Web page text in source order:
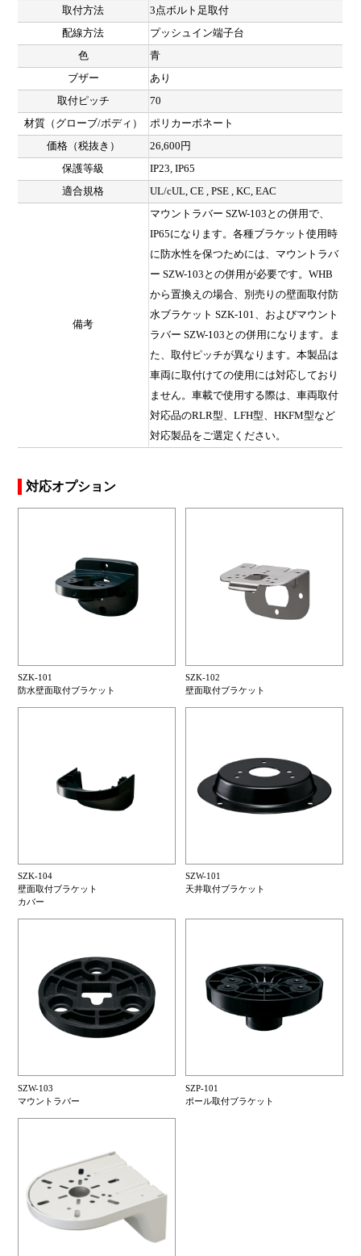
取付方法
3点ボルト足取付
配線方法
プッシュイン端子台
色
青
ブザー
あり
取付ピッチ
70
材質（グローブ/ボディ）
ポリカーボネート
価格（税抜き）
26,600円
保護等級
IP23, IP65
適合規格
UL/cUL, CE , PSE , KC, EAC
備考
マウントラバー SZW-103との併用で、
IP65になります。各種ブラケット使用時
に防水性を保つためには、マウントラバ
ー SZW-103との併用が必要です。WHB
から置換えの場合、別売りの壁面取付防
水ブラケット SZK-101、およびマウント
ラバー SZW-103との併用になります。ま
た、取付ピッチが異なります。本製品は
車両に取付けての使用には対応しており
ません。車載で使用する際は、車両取付
対応品のRLR型、LFH型、HKFM型など
対応製品をご選定ください。
対応オプション
SZK-101
防水壁面取付ブラケット
SZK-102
壁面取付ブラケット
SZK-104
壁面取付ブラケット
カバー
SZW-101
天井取付ブラケット
SZW-103
マウントラバー
SZP-101
ポール取付ブラケット